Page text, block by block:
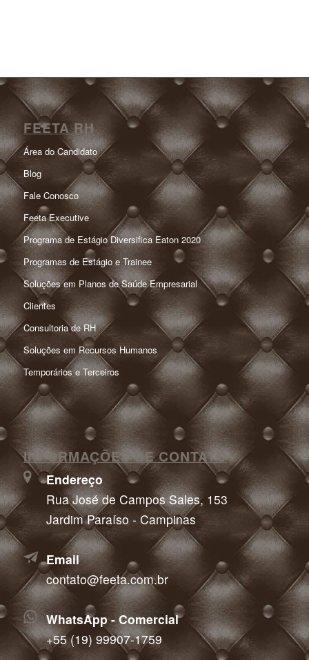
FEETA RH
Área do Candidato
Blog
Fale Conosco
Feeta Executive
Programa de Estágio Diversifica Eaton 2020
Programas de Estágio e Trainee
Soluções em Planos de Saúde Empresarial
Clientes
Consultoria de RH
Soluções em Recursos Humanos
Temporários e Terceiros
INFORMAÇÕES DE CONTATO
Endereço
Rua José de Campos Sales, 153
Jardim Paraíso - Campinas
Email
contato@feeta.com.br
WhatsApp - Comercial
+55 (19) 99907-1759